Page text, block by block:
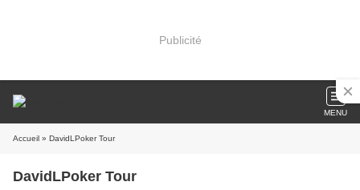
Publicité
MENU
Accueil » DavidLPoker Tour
DavidLPoker Tour